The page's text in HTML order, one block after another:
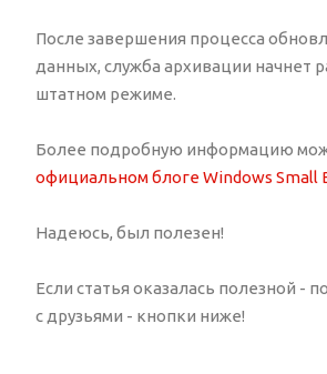
После завершения процесса
данных, служба архивации начнет
штатном режиме.
Более подробную информацию
официальном блоге Windows Small
Надеюсь, был полезен!
Если статья оказалась полезной -
с друзьями - кнопки ниже!